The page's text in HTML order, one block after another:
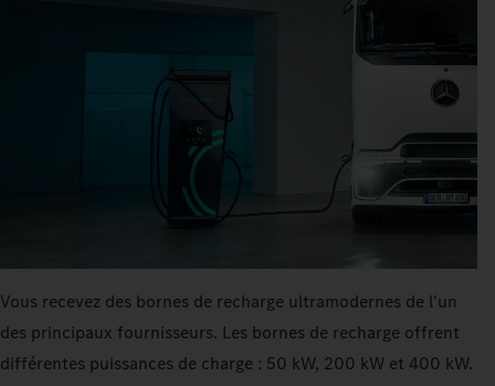
Vous recevez des bornes de recharge ultramodernes de l'un
des principaux fournisseurs. Les bornes de recharge offrent
différentes puissances de charge : 50 kW, 200 kW et 400 kW.